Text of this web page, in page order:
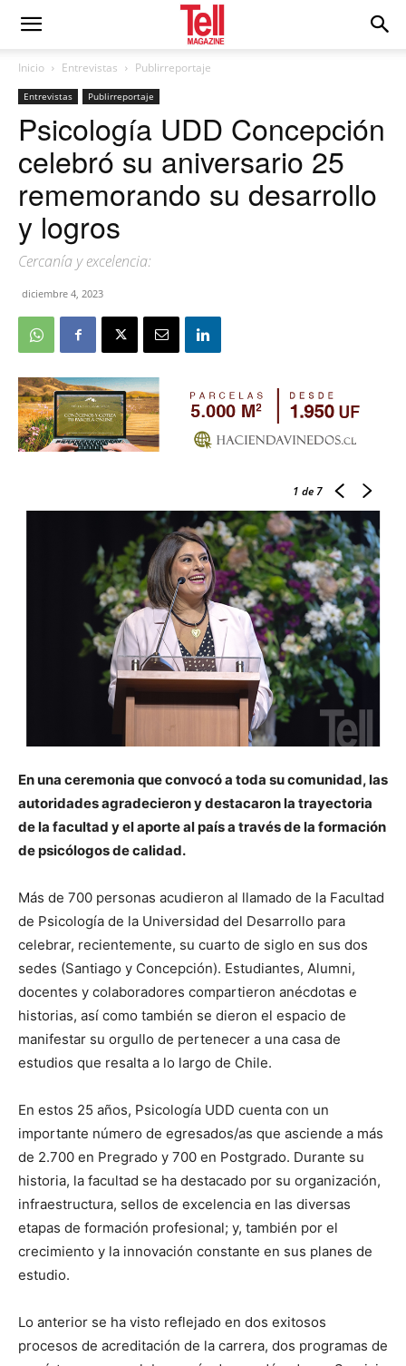
Inicio Entrevistas Publirreportaje
Entrevistas Publirreportaje
Psicología UDD Concepción
celebró su aniversario 25
rememorando su desarrollo
y logros
Cercanía y excelencia:
diciembre 4, 2023
1 de 7
En una ceremonia que convocó a toda su comunidad, las
autoridades agradecieron y destacaron la trayectoria
de la facultad y el aporte al país a través de la formación
de psicólogos de calidad.
Más de 700 personas acudieron al llamado de la Facultad
de Psicología de la Universidad del Desarrollo para
celebrar, recientemente, su cuarto de siglo en sus dos
sedes (Santiago y Concepción). Estudiantes, Alumni,
docentes y colaboradores compartieron anécdotas e
historias, así como también se dieron el espacio de
manifestar su orgullo de pertenecer a una casa de
estudios que resalta a lo largo de Chile.
En estos 25 años, Psicología UDD cuenta con un
importante número de egresados/as que asciende a más
de 2.700 en Pregrado y 700 en Postgrado. Durante su
historia, la facultad se ha destacado por su organización,
infraestructura, sellos de excelencia en las diversas
etapas de formación profesional; y, también por el
crecimiento y la innovación constante en sus planes de
estudio.
Lo anterior se ha visto reflejado en dos exitosos
procesos de acreditación de la carrera, dos programas de